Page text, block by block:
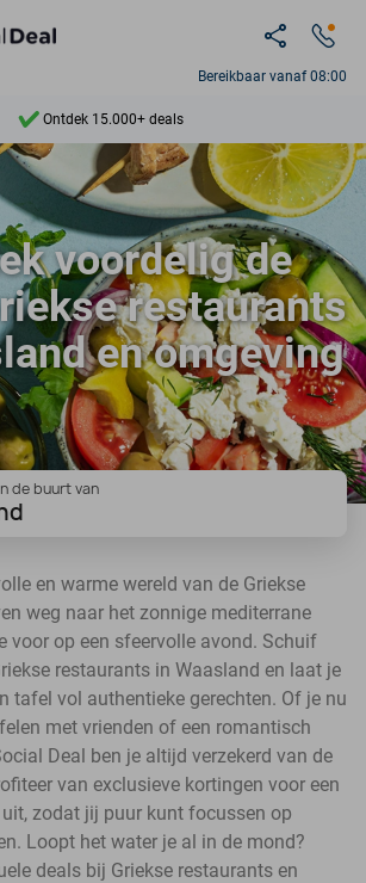
Bereikbaar vanaf 08:00
Ontdek 15.000+ deals
7 dagen per week beschikbaar
10+ miljoen leden
9,4
Ontdek 15.000+ deals
voordelig de
restaurants
en omgeving
buurt
de buurt van
en warme wereld van de Griekse
weg naar het zonnige mediterrane
voor op een sfeervolle avond. Schuif
restaurants in Waasland en laat je
tafel vol authentieke gerechten. Of je nu
met vrienden of een romantisch
Deal ben je altijd verzekerd van de
van exclusieve kortingen voor een
zodat jij puur kunt focussen op
Loopt het water je al in de mond?
deals bij Griekse restaurants en